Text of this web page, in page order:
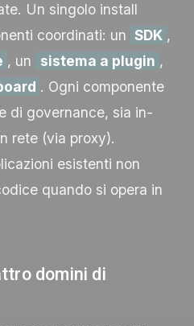
Un singolo install
coordinati: un SDK ,
, un sistema a plugin ,
. Ogni componente
di governance, sia in-
rete (via proxy).
esistenti non
quando si opera in
domini di